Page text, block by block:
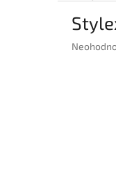
Priemerné